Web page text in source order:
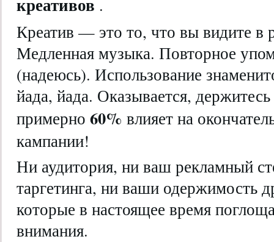
.
Креатив — это то, что вы видите в
Медленная музыка. Повторное
(надеюсь). Использование
йада, йада. Оказывается,
примерно 60% влияет на
кампании!
Ни аудитория, ни ваш рекламный
таргетинга, ни ваши одержимость
которые в настоящее время
внимания.